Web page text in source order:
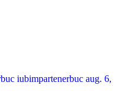
iubimpartenerbuc aug. 6,